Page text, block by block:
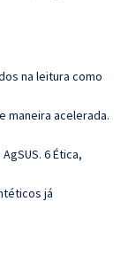
na leitura como
maneira acelerada.
6 Ética,
já